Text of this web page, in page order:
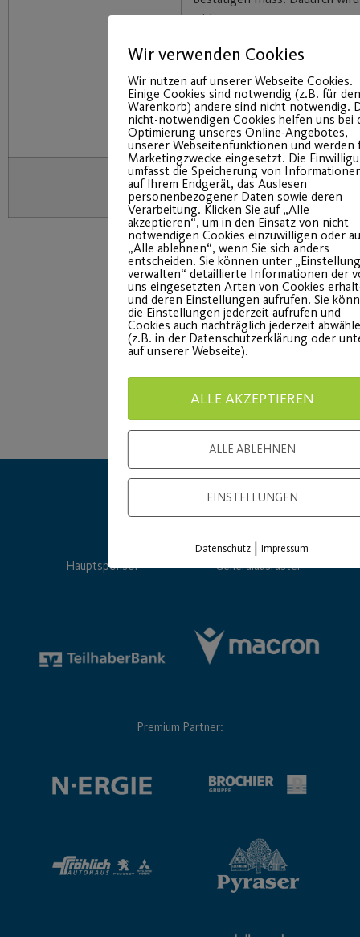
wirksam.
gelesen und akzeptiere diese
“jetzt kostenpflichtig
Einverständnis zur
persönlichen Daten für rein
organisatorische Zwecke.
Hauptsponsor Generalausrüster
Premium Partner:
Wir verwenden Cookies
Wir nutzen auf unserer Webseite Cookies.
Einige Cookies sind notwendig (z.B. für den
Warenkorb) andere sind nicht notwendig.
nicht-notwendigen Cookies helfen uns bei
Optimierung unseres Online-Angebotes,
unserer Webseitenfunktionen und werden
Marketingzwecke eingesetzt. Die
umfasst die Speicherung von
auf Ihrem Endgerät, das Auslesen
personenbezogener Daten sowie deren
Verarbeitung. Klicken Sie auf „Alle
akzeptieren“, um in den Einsatz von nicht
notwendigen Cookies einzuwilligen oder
„Alle ablehnen“, wenn Sie sich anders
entscheiden. Sie können unter
verwalten“ detaillierte Informationen der
uns eingesetzten Arten von Cookies
und deren Einstellungen aufrufen. Sie
die Einstellungen jederzeit aufrufen und
Cookies auch nachträglich jederzeit
(z.B. in der Datenschutzerklärung oder
auf unserer Webseite).
ALLE AKZEPTIEREN
ALLE ABLEHNEN
EINSTELLUNGEN
Datenschutz |Impressum